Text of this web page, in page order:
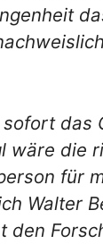
das
wäre die
für
Walter
den